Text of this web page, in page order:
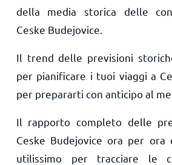
della media storica delle
Ceske Budejovice.
Il trend delle previsioni
per pianificare i tuoi viaggi a
per prepararti con anticipo al
Il rapporto completo delle
Ceske Budejovice ora per
utilissimo per tracciare le